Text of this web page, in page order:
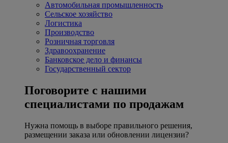
Автомобильная промышленность
Сельское хозяйство
Логистика
Производство
Розничная торговля
Здравоохранение
Банковское дело и финансы
Государственный сектор
Поговорите с нашими
специалистами по продажам
Нужна помощь в выборе правильного решения,
размещении заказа или обновлении лицензии?